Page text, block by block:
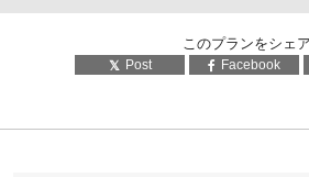
このプランをシェア
Post Facebook